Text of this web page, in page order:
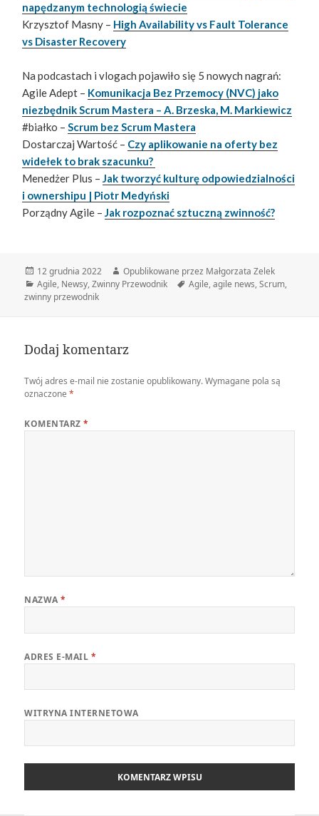
napędzanym technologią świecie
Krzysztof Masny – High Availability vs Fault Tolerance
vs Disaster Recovery
Na podcastach i vlogach pojawiło się 5 nowych nagrań:
Agile Adept – Komunikacja Bez Przemocy (NVC) jako
niezbędnik Scrum Mastera – A. Brzeska, M. Markiewicz
#białko –Scrum bez Scrum Mastera
Dostarczaj Wartość – Czy aplikowanie na oferty bez
widełek to brak szacunku?
Menedżer Plus –Jak tworzyć kulturę odpowiedzialności
i ownershipu | Piotr Medyński
Porządny Agile –Jak rozpoznać sztuczną zwinność?
Data
publikacji
12 grudnia 2022 Autor
Opublikowane przez Małgorzata Zelek
Kategorie
Agile, Newsy,Zwinny Przewodnik Tagi
Agile,agile news,Scrum,
zwinny przewodnik
Dodaj komentarz
Twój adres e-mail nie zostanie opublikowany. Wymagane pola są
oznaczone*
KOMENTARZ*
NAZWA*
ADRES E-MAIL *
WITRYNA INTERNETOWA